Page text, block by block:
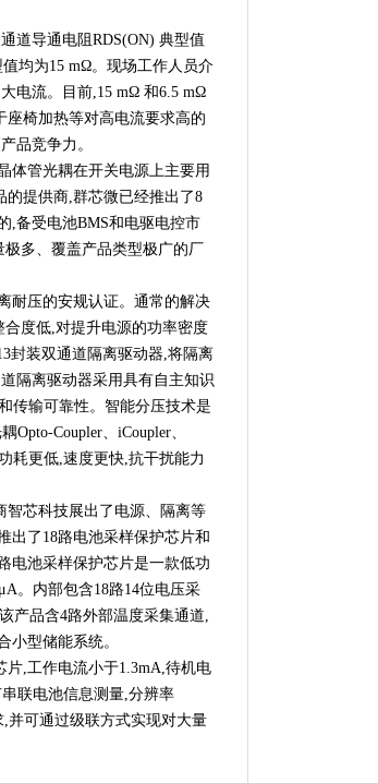
道导通电阻RDS(ON) 典型值
均为15 mΩ。现场工作人员介
电流。目前,15 mΩ 和6.5 mΩ
座椅加热等对高电流要求高的
品竞争力。
体管光耦在开关电源上主要用
的提供商,群芯微已经推出了8
,备受电池BMS和电驱电控市
多、覆盖产品类型极广的厂
耐压的安规认证。通常的解决
度低,对提升电源的功率密度
封装双通道隔离驱动器,将隔离
隔离驱动器采用具有自主知识
传输可靠性。智能分压技术是
Coupler、iCoupler、
耗更低,速度更快,抗干扰能力
智芯科技展出了电源、隔离等
出了18路电池采样保护芯片和
电池采样保护芯片是一款低功
。内部包含18路14位电压采
产品含4路外部温度采集通道,
小型储能系统。
片,工作电流小于1.3mA,待机电
联电池信息测量,分辨率
并可通过级联方式实现对大量